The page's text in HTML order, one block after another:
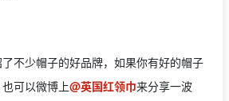
不少帽子的好品牌，如果你有好的帽子
可以微博上@英国红领巾来分享一波